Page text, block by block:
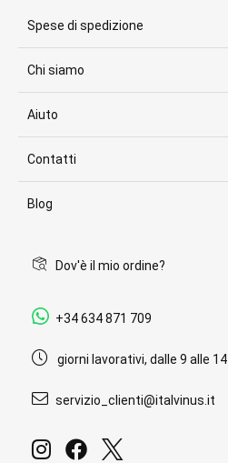
Spese di spedizione
Chi siamo
Aiuto
Contatti
Blog
Dov'è il mio ordine?
+34 634 871 709
giorni lavorativi, dalle 9 alle 14
servizio_clienti@italvinus.it